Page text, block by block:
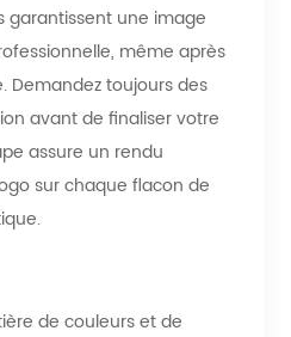
garantissent une image
même après
Demandez toujours des
avant de finaliser votre
assure un rendu
sur chaque flacon de
de couleurs et de